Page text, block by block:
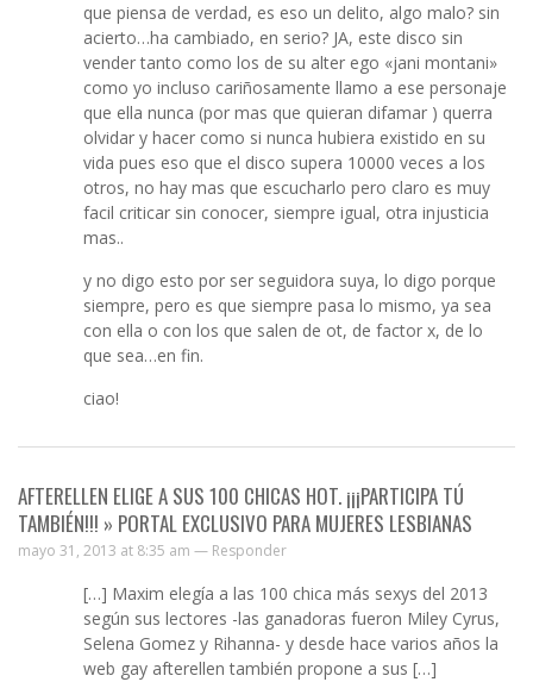
que piensa de verdad, es eso un delito, algo malo? sin
acierto…ha cambiado, en serio? JA, este disco sin
vender tanto como los de su alter ego «jani montani»
como yo incluso cariñosamente llamo a ese personaje
que ella nunca (por mas que quieran difamar ) querra
olvidar y hacer como si nunca hubiera existido en su
vida pues eso que el disco supera 10000 veces a los
otros, no hay mas que escucharlo pero claro es muy
facil criticar sin conocer, siempre igual, otra injusticia
mas..
y no digo esto por ser seguidora suya, lo digo porque
siempre, pero es que siempre pasa lo mismo, ya sea
con ella o con los que salen de ot, de factor x, de lo
que sea…en fin.
ciao!
AFTERELLEN ELIGE A SUS 100 CHICAS HOT. ¡¡¡PARTICIPA TÚ
TAMBIÉN!!! » PORTAL EXCLUSIVO PARA MUJERES LESBIANAS
mayo 31, 2013 at 8:35 am — Responder
[…] Maxim elegía a las 100 chica más sexys del 2013
según sus lectores -las ganadoras fueron Miley Cyrus,
Selena Gomez y Rihanna- y desde hace varios años la
web gay afterellen también propone a sus […]